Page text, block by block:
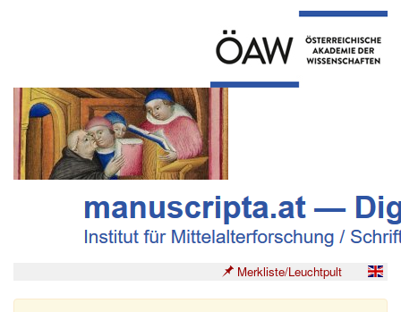
Merkliste/Leuchtpult